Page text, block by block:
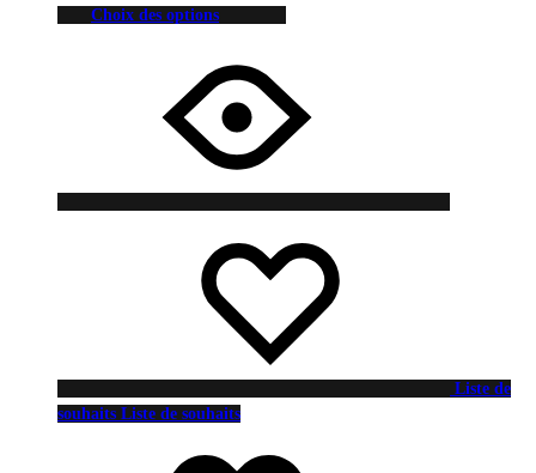
Choix des options
Liste de
souhaits Liste de souhaits